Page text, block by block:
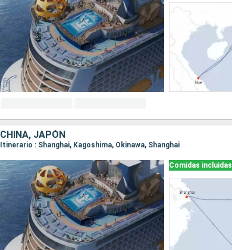
CHINA, JAPÓN
Itinerario : Shanghai, Kagoshima, Okinawa, Shanghai
Comidas incluidas